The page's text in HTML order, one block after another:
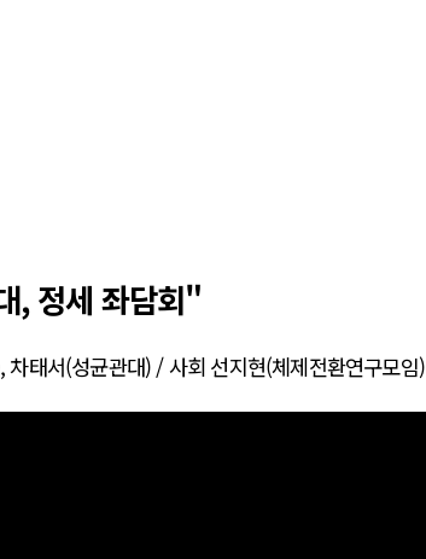
, 정세 좌담회"
태서(성균관대) / 사회 선지현(체제전환연구모임)